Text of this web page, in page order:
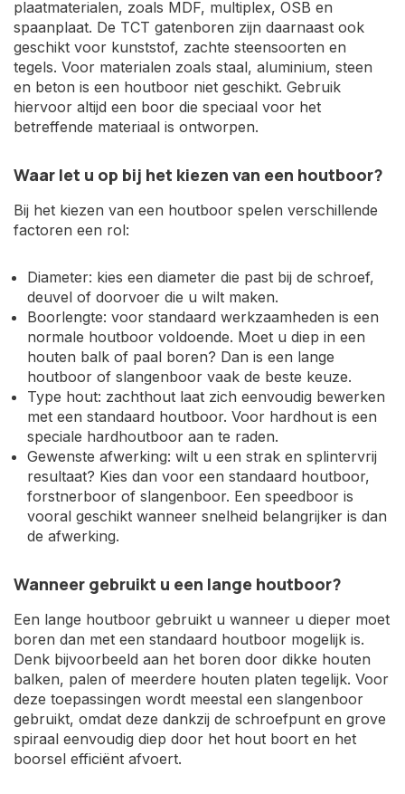
plaatmaterialen, zoals MDF, multiplex, OSB en
spaanplaat. De TCT gatenboren zijn daarnaast ook
geschikt voor kunststof, zachte steensoorten en
tegels. Voor materialen zoals staal, aluminium, steen
en beton is een houtboor niet geschikt. Gebruik
hiervoor altijd een boor die speciaal voor het
betreffende materiaal is ontworpen.
Waar let u op bij het kiezen van een houtboor?
Bij het kiezen van een houtboor spelen verschillende
factoren een rol:
Diameter: kies een diameter die past bij de schroef,
deuvel of doorvoer die u wilt maken.
Boorlengte: voor standaard werkzaamheden is een
normale houtboor voldoende. Moet u diep in een
houten balk of paal boren? Dan is een lange
houtboor of slangenboor vaak de beste keuze.
Type hout: zachthout laat zich eenvoudig bewerken
met een standaard houtboor. Voor hardhout is een
speciale hardhoutboor aan te raden.
Gewenste afwerking: wilt u een strak en splintervrij
resultaat? Kies dan voor een standaard houtboor,
forstnerboor of slangenboor. Een speedboor is
vooral geschikt wanneer snelheid belangrijker is dan
de afwerking.
Wanneer gebruikt u een lange houtboor?
Een lange houtboor gebruikt u wanneer u dieper moet
boren dan met een standaard houtboor mogelijk is.
Denk bijvoorbeeld aan het boren door dikke houten
balken, palen of meerdere houten platen tegelijk. Voor
deze toepassingen wordt meestal een slangenboor
gebruikt, omdat deze dankzij de schroefpunt en grove
spiraal eenvoudig diep door het hout boort en het
boorsel efficiënt afvoert.